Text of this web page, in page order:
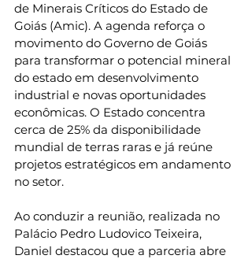
de Minerais Críticos do Estado de
Goiás (Amic). A agenda reforça o
movimento do Governo de Goiás
para transformar o potencial mineral
do estado em desenvolvimento
industrial e novas oportunidades
econômicas. O Estado concentra
cerca de 25% da disponibilidade
mundial de terras raras e já reúne
projetos estratégicos em andamento
no setor.
Ao conduzir a reunião, realizada no
Palácio Pedro Ludovico Teixeira,
Daniel destacou que a parceria abre